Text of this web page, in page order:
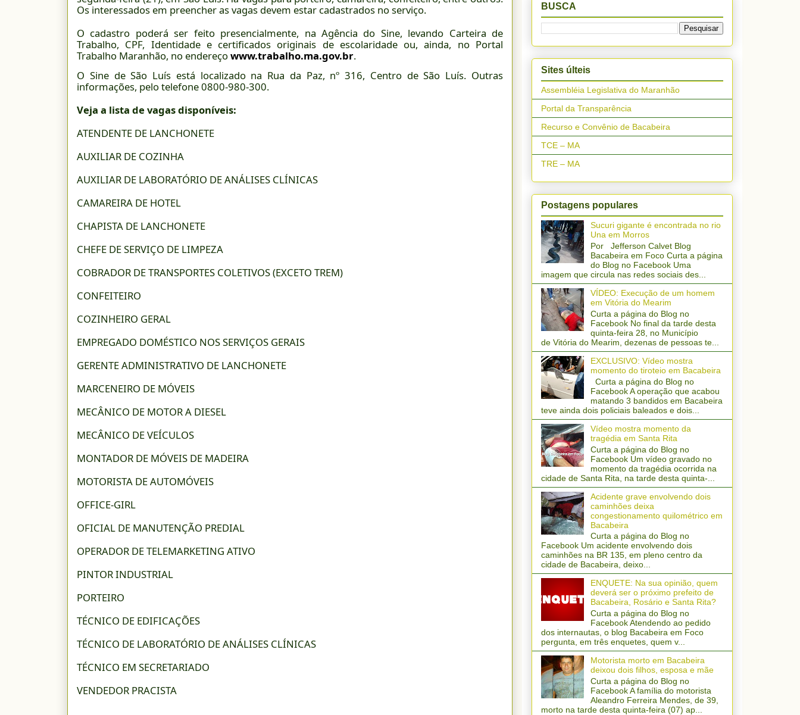
Os interessados em preencher as vagas devem estar cadastrados no serviço.
O cadastro poderá ser feito presencialmente, na Agência do Sine, levando Carteira de
Trabalho, CPF, Identidade e certificados originais de escolaridade ou, ainda, no Portal
Trabalho Maranhão, no endereçowww.trabalho.ma.gov.br.
O Sine de São Luís está localizado na Rua da Paz, nº 316, Centro de São Luís. Outras
informações, pelo telefone 0800-980-300.
Veja a lista de vagas disponíveis:
ATENDENTE DE LANCHONETE
AUXILIAR DE COZINHA
AUXILIAR DE LABORATÓRIO DE ANÁLISES CLÍNICAS
CAMAREIRA DE HOTEL
CHAPISTA DE LANCHONETE
CHEFE DE SERVIÇO DE LIMPEZA
COBRADOR DE TRANSPORTES COLETIVOS (EXCETO TREM)
CONFEITEIRO
COZINHEIRO GERAL
EMPREGADO DOMÉSTICO NOS SERVIÇOS GERAIS
GERENTE ADMINISTRATIVO DE LANCHONETE
MARCENEIRO DE MÓVEIS
MECÂNICO DE MOTOR A DIESEL
MECÂNICO DE VEÍCULOS
MONTADOR DE MÓVEIS DE MADEIRA
MOTORISTA DE AUTOMÓVEIS
OFFICE-GIRL
OFICIAL DE MANUTENÇÃO PREDIAL
OPERADOR DE TELEMARKETING ATIVO
PINTOR INDUSTRIAL
PORTEIRO
TÉCNICO DE EDIFICAÇÕES
TÉCNICO DE LABORATÓRIO DE ANÁLISES CLÍNICAS
TÉCNICO EM SECRETARIADO
VENDEDOR PRACISTA
BUSCA
Sites últeis
Assembléia Legislativa do Maranhão
Portal da Transparência
Recurso e Convênio de Bacabeira
TCE – MA
TRE – MA
Postagens populares
Sucuri gigante é encontrada no rio
Una em Morros
Por Jefferson Calvet Blog
Bacabeira em Foco Curta a página
do Blog no Facebook Uma
imagem que circula nas redes sociais des...
VÍDEO: Execução de um homem
em Vitória do Mearim
Curta a página do Blog no
Facebook No final da tarde desta
quinta-feira 28, no Município
de Vitória do Mearim, dezenas de pessoas te...
EXCLUSIVO: Vídeo mostra
momento do tiroteio em Bacabeira
Curta a página do Blog no
Facebook A operação que acabou
matando 3 bandidos em Bacabeira
teve ainda dois policiais baleados e dois...
Vídeo mostra momento da
tragédia em Santa Rita
Curta a página do Blog no
Facebook Um vídeo gravado no
momento da tragédia ocorrida na
cidade de Santa Rita, na tarde desta quinta-...
Acidente grave envolvendo dois
caminhões deixa
congestionamento quilométrico em
Bacabeira
Curta a página do Blog no
Facebook Um acidente envolvendo dois
caminhões na BR 135, em pleno centro da
cidade de Bacabeira, deixo...
ENQUETE: Na sua opinião, quem
deverá ser o próximo prefeito de
Bacabeira, Rosário e Santa Rita?
Curta a página do Blog no
Facebook Atendendo ao pedido
dos internautas, o blog Bacabeira em Foco
pergunta, em três enquetes, quem v...
Motorista morto em Bacabeira
deixou dois filhos, esposa e mãe
Curta a página do Blog no
Facebook A família do motorista
Aleandro Ferreira Mendes, de 39,
morto na tarde desta quinta-feira (07) ap...